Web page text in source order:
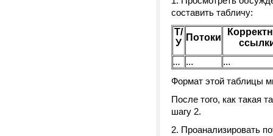
составить табличу:
Т/
У
Потоки
...
...
...
Формат этой таблицы
После того, как такая
шагу 2.
2. Проанализировать